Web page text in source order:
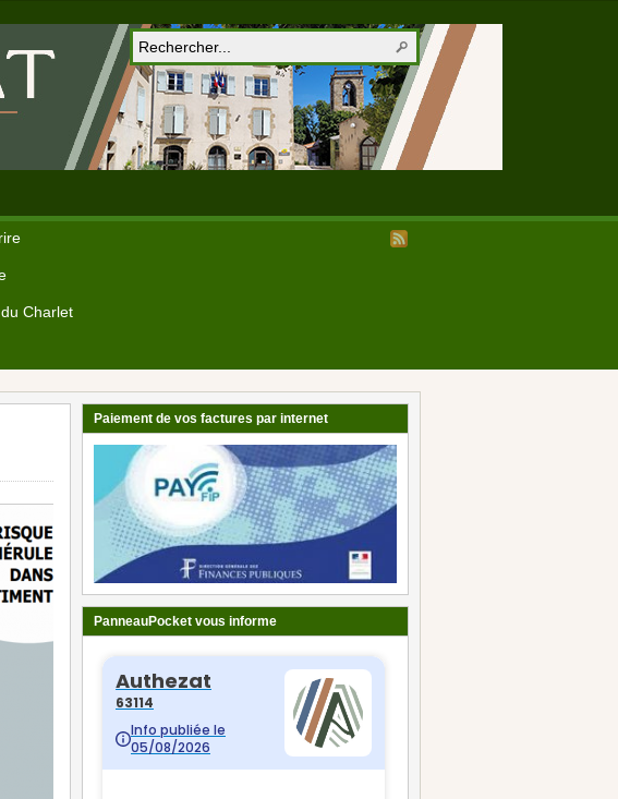
Charlet
Paiement de vos factures par internet
PanneauPocket vous informe